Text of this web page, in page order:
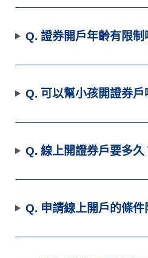
Q. 證券開戶年齡有限制
Q. 可以幫小孩開證券戶
Q. 線上開證券戶要多久
Q. 申請線上開戶的條件